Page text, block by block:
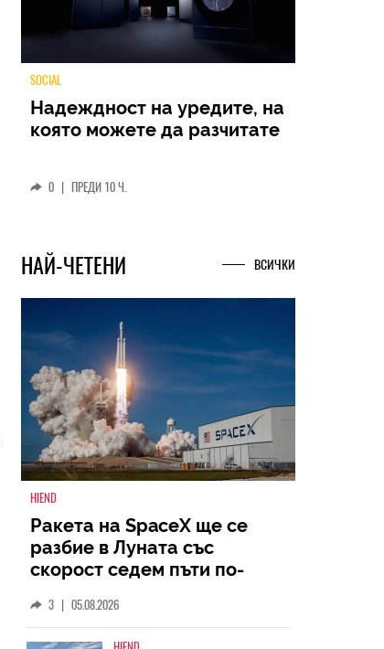
TECH
Ultra – ново име, познато
НАЙ-ЧЕТЕНИ
HIEND
Ракета на SpaceX ще се
разбие в Луната със
голяма от скоростта на